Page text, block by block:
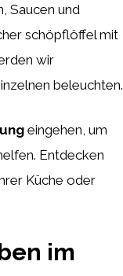
Saucen und
schöpflöffel mit
wir
beleuchten.
eingehen, um
Entdecken
Küche oder
im